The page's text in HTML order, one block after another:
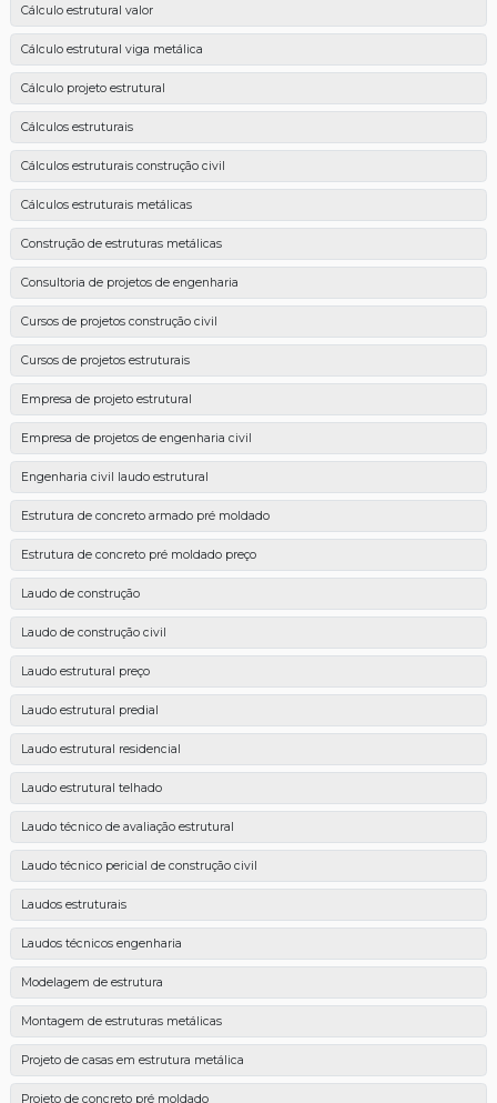
Cálculo estrutural valor
Cálculo estrutural viga metálica
Cálculo projeto estrutural
Cálculos estruturais
Cálculos estruturais construção civil
Cálculos estruturais metálicas
Construção de estruturas metálicas
Consultoria de projetos de engenharia
Cursos de projetos construção civil
Cursos de projetos estruturais
Empresa de projeto estrutural
Empresa de projetos de engenharia civil
Engenharia civil laudo estrutural
Estrutura de concreto armado pré moldado
Estrutura de concreto pré moldado preço
Laudo de construção
Laudo de construção civil
Laudo estrutural preço
Laudo estrutural predial
Laudo estrutural residencial
Laudo estrutural telhado
Laudo técnico de avaliação estrutural
Laudo técnico pericial de construção civil
Laudos estruturais
Laudos técnicos engenharia
Modelagem de estrutura
Montagem de estruturas metálicas
Projeto de casas em estrutura metálica
Projeto de concreto pré moldado